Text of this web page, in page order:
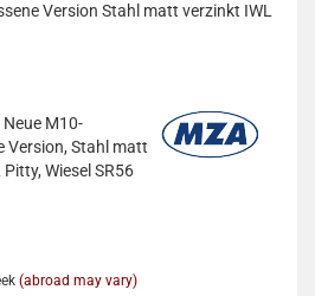
Version Stahl matt verzinkt IWL
Neue M10-
Version, Stahl matt
Wiesel SR56
(abroad may vary)